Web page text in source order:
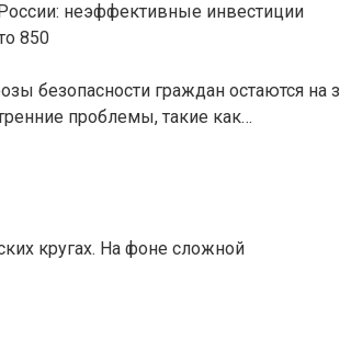
неэффективные инвестиции
850
безопасности граждан остаются на
проблемы, такие как…
кругах. На фоне сложной